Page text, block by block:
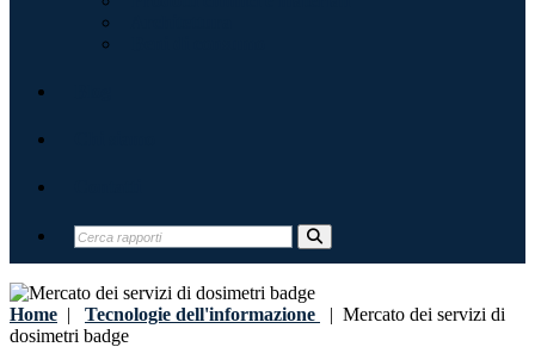
Home | Tecnologie dell'informazione | Mercato dei servizi di
dosimetri badge